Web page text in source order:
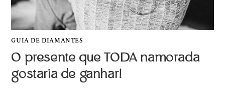
GUIA DE DIAMANTES
O presente que TODA namorada
gostaria de ganhar!